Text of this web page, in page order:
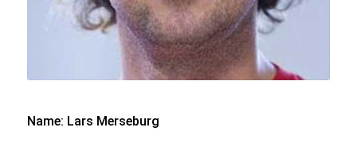
Name: Lars Merseburg